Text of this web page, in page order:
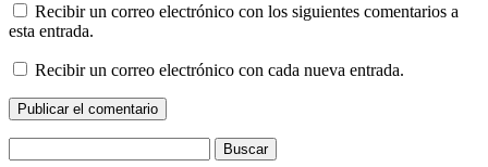
Recibir un correo electrónico con los siguientes comentarios a
esta entrada.
Recibir un correo electrónico con cada nueva entrada.